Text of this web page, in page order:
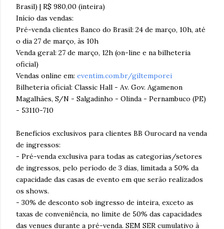
Brasil) | R$ 980,00 (inteira)
Início das vendas:
Pré-venda clientes Banco do Brasil: 24 de março, 10h, até
o dia 27 de março, às 10h
Venda geral: 27 de março, 12h (on-line e na bilheteria
oficial)
Vendas online em: eventim.com.br/giltemporei
Bilheteria oficial: Classic Hall - Av. Gov. Agamenon
Magalhães, S/N - Salgadinho - Olinda - Pernambuco (PE)
- 53110-710
Benefícios exclusivos para clientes BB Ourocard na venda
de ingressos:
- Pré-venda exclusiva para todas as categorias/setores
de ingressos, pelo período de 3 dias, limitada a 50% da
capacidade das casas de evento em que serão realizados
os shows.
- 30% de desconto sob ingresso de inteira, exceto as
taxas de conveniência, no limite de 50% das capacidades
das venues durante a pré-venda. SEM SER cumulativo à